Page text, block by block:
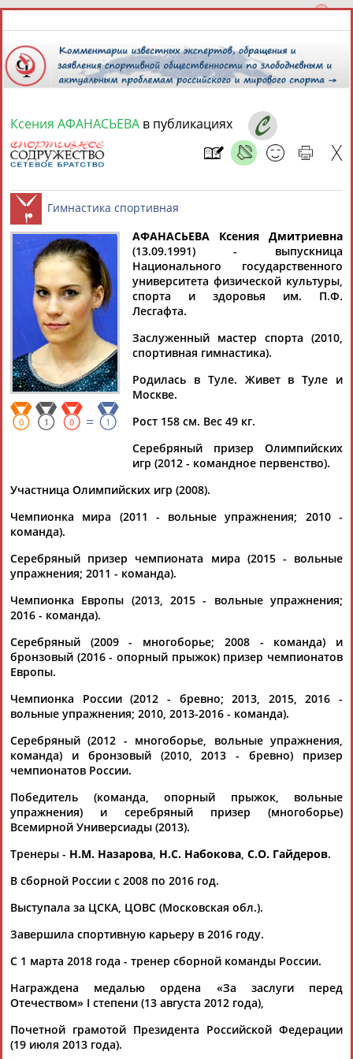
7 августа 2026 года,
СПОРТСМЕНЫ, ТРЕНЕРЫ И СПЕЦИАЛИСТЫ
Найдено: 1персона Расширенный поиск
Ксения
АФАНАСЬЕВА
Ваш запрос: "Ксения Афанасьева"
2 3 4 5
Российские гимнастки завоевали три медали на чемпионате
Европы в Глазго
...м первенстве Россию представляли Алия Мустафина,
Ксения Афанасьева, Дарья Спиридонова, Седа Тутхалян и
Ангелина Мельникова. ...
(Проект: Информационное агентство СТАДИОН
06.08.2018
Ксения Афанасьева завершила карьеру гимнастки и
перешла на тренерскую работу
Двукратная чемпионка мира по спортивной гимнастике
Ксения Афанасьевазавершила карьеру спортсменки и с 1
марта работает трене... ...национальной команды Валентина
Родионенко. 26-летняяАфанасьевапоследний раз
принимала участие в соревнованиях в...
Информационное агентство СТАДИОН
19.04.2018
Алия Мустафина вошла в список кандидатов в сборную
России на 2017 год
...состав сборной также вошла двукратная чемпионка мира
Ксения Афанасьева
, которая из-за проблем со здоровьем...
...в Федерации спортивной гимнастики России, Мустафина и
Афанасьева
, показавшие высокие результаты в минувшем
сезоне,...
01.02.2017
Валентина Родионенко: Определённый судейский сговор
порой давал о себе знать
...прервала тренировочный процесс из- за давней травмы, а
Тутхалян,...
17.08.2016
Ксения Афанасьева: Алия Мустафина - королева брусьев
...Александру Бармину прокомментировалаКсения
Афанасьева, обладательница серебряной и бронзовой...
Ксения АФАНАСЬЕВА в публикациях
Гимнастика спортивная
0 1 0 = 1
АФАНАСЬЕВА Ксения Дмитриевна
(13.09.1991) - выпускница
Национального государственного
университета физической культуры,
спорта и здоровья им. П.Ф.
Лесгафта.
Заслуженный мастер спорта (2010,
спортивная гимнастика).
Родилась в Туле. Живет в Туле и
Москве.
Рост 158 см. Вес 49 кг.
Серебряный призер Олимпийских
игр (2012 - командное первенство).
Участница Олимпийских игр (2008).
Чемпионка мира (2011 - вольные упражнения; 2010 -
команда).
Серебряный призер чемпионата мира (2015 - вольные
упражнения; 2011 - команда).
Чемпионка Европы (2013, 2015 - вольные упражнения;
2016 - команда).
Серебряный (2009 - многоборье; 2008 - команда) и
бронзовый (2016 - опорный прыжок) призер чемпионатов
Европы.
Чемпионка России (2012 - бревно; 2013, 2015, 2016 -
вольные упражнения; 2010, 2013-2016 - команда).
Серебряный (2012 - многоборье, вольные упражнения,
команда) и бронзовый (2010, 2013 - бревно) призер
чемпионатов России.
Победитель (команда, опорный прыжок, вольные
упражнения) и серебряный призер (многоборье)
Всемирной Универсиады (2013).
Тренеры - Н.М. Назарова, Н.С. Набокова, С.О. Гайдеров.
В сборной России с 2008 по 2016 год.
Выступала за ЦСКА, ЦОВС (Московская обл.).
Завершила спортивную карьеру в 2016 году.
С 1 марта 2018 года - тренер сборной команды России.
Награждена медалью ордена «За заслуги перед
Отечеством» I степени (13 августа 2012 года),
Почетной грамотой Президента Российской Федерации
(19 июля 2013 года).